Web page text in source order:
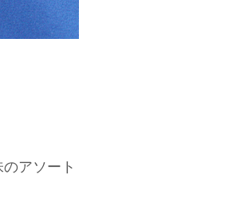
アソート